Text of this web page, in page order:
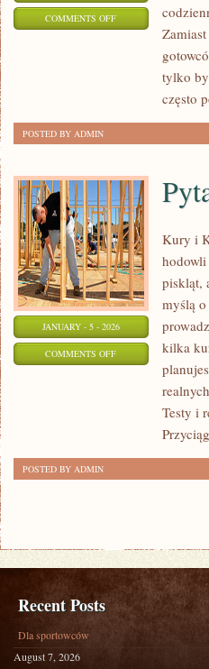
COMMENTS OFFON
LEKKOWKUCHNI
tylko
często
POSTED BY ADMIN
JANUARY - 5 - 2026
COMMENTS OFFON
CZYTELNIKÓW
Kury i
piskląt,
myślą
kilka
Testy i
POSTED BY ADMIN
Recent Posts
Dla sportowców
August 7, 2026